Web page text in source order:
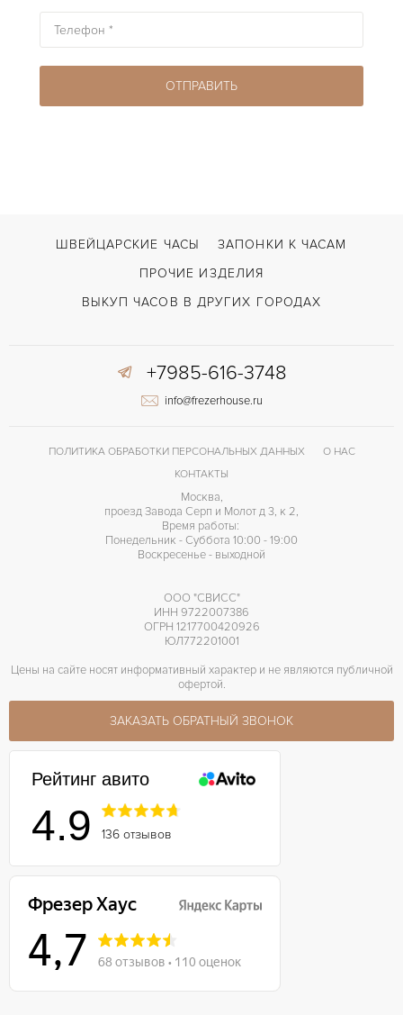
ШВЕЙЦАРСКИЕ ЧАСЫ
ЗАПОНКИ К ЧАСАМ
ПРОЧИЕ ИЗДЕЛИЯ
ВЫКУП ЧАСОВ В ДРУГИХ ГОРОДАХ
+7985-616-3748
info@frezerhouse.ru
ПОЛИТИКА ОБРАБОТКИ ПЕРСОНАЛЬНЫХ ДАННЫХ
О НАС
КОНТАКТЫ
Москва,
проезд Завода Серп и Молот д 3, к 2,
Время работы:
Понедельник - Суббота 10:00 - 19:00
Воскресенье - выходной
ООО "СВИСС"
ИНН 9722007386
ОГРН 1217700420926
ЮЛ772201001
Цены на сайте носят информативный характер и не являются публичной
офертой.
ЗАКАЗАТЬ ОБРАТНЫЙ ЗВОНОК
Рейтинг авито
4.9 136 отзывов